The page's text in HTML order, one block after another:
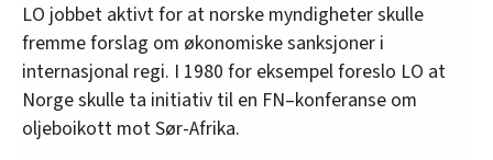
LO jobbet aktivt for at norske myndigheter skulle
fremme forslag om økonomiske sanksjoner i
internasjonal regi. I 1980 for eksempel foreslo LO at
Norge skulle ta initiativ til en FN–konferanse om
oljeboikott mot Sør-Afrika.